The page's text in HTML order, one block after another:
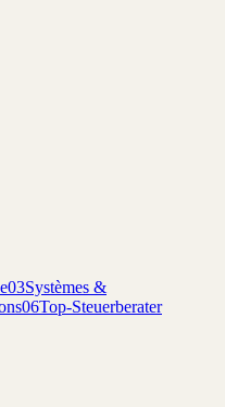
03Systèmes &
06Top-Steuerberater